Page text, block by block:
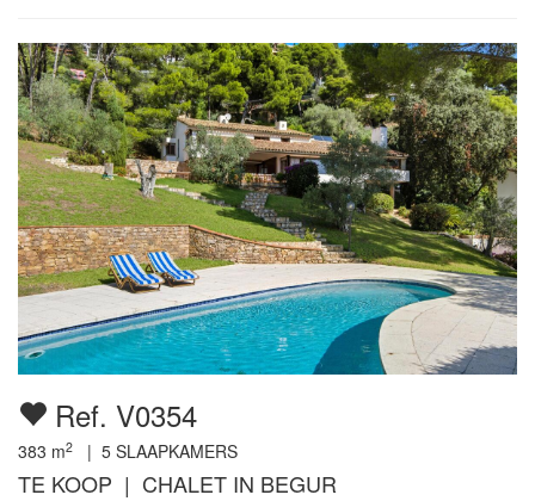
Ref. V0354
383 m2 | 5 SLAAPKAMERS
TE KOOP | CHALET IN BEGUR